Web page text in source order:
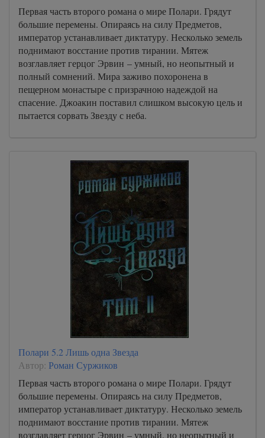
Первая часть второго романа о мире Полари. Грядут
большие перемены. Опираясь на силу Предметов,
император устанавливает диктатуру. Несколько земель
поднимают восстание против тирании. Мятеж
возглавляет герцог Эрвин – умный, но неопытный и
полный сомнений. Мира заживо похоронена в
пещерном монастыре с призрачною надеждой на
спасение. Джоакин поставил слишком высокую цель и
пытается сорвать Звезду с неба.
Полари 5.2 Лишь одна Звезда
Автор: Роман Суржиков
Первая часть второго романа о мире Полари. Грядут
большие перемены. Опираясь на силу Предметов,
император устанавливает диктатуру. Несколько земель
поднимают восстание против тирании. Мятеж
возглавляет герцог Эрвин – умный, но неопытный и